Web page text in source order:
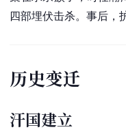
四部埋伏击杀。事后，
历史变迁
汗国建立